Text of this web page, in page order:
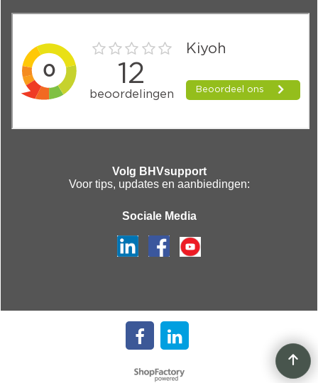
Volg BHVsupport
Voor tips, updates en aanbiedingen:
Sociale Media
Webwinkel gemaakt met
ShopFactory webwinkel